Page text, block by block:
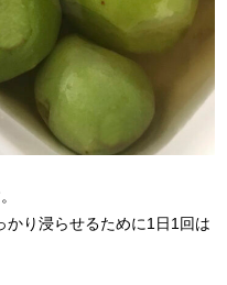
り浸らせるために1日1回は